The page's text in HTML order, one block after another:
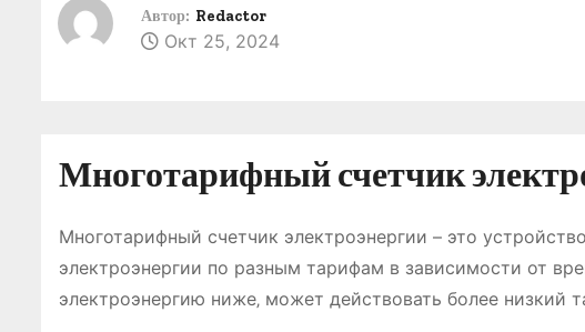
Автор: Redactor
Окт 25, 2024
Многотарифный счетчик
Многотарифный счетчик электроэнергии – это
электроэнергии по разным тарифам в зависимости от
электроэнергию ниже‚ может действовать более низкий